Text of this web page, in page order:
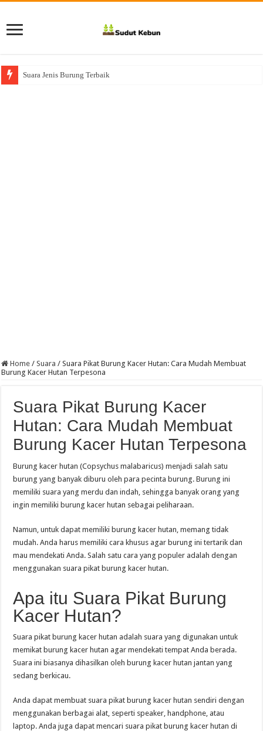
Suara Jenis Burung Terbaik
Home / Suara / Suara Pikat Burung Kacer Hutan: Cara Mudah Membuat
Burung Kacer Hutan Terpesona
Suara Pikat Burung Kacer
Hutan: Cara Mudah Membuat
Burung Kacer Hutan Terpesona
Burung kacer hutan (Copsychus malabaricus) menjadi salah satu
burung yang banyak diburu oleh para pecinta burung. Burung ini
memiliki suara yang merdu dan indah, sehingga banyak orang yang
ingin memiliki burung kacer hutan sebagai peliharaan.
Namun, untuk dapat memiliki burung kacer hutan, memang tidak
mudah. Anda harus memiliki cara khusus agar burung ini tertarik dan
mau mendekati Anda. Salah satu cara yang populer adalah dengan
menggunakan suara pikat burung kacer hutan.
Apa itu Suara Pikat Burung
Kacer Hutan?
Suara pikat burung kacer hutan adalah suara yang digunakan untuk
memikat burung kacer hutan agar mendekati tempat Anda berada.
Suara ini biasanya dihasilkan oleh burung kacer hutan jantan yang
sedang berkicau.
Anda dapat membuat suara pikat burung kacer hutan sendiri dengan
menggunakan berbagai alat, seperti speaker, handphone, atau
laptop. Anda juga dapat mencari suara pikat burung kacer hutan di